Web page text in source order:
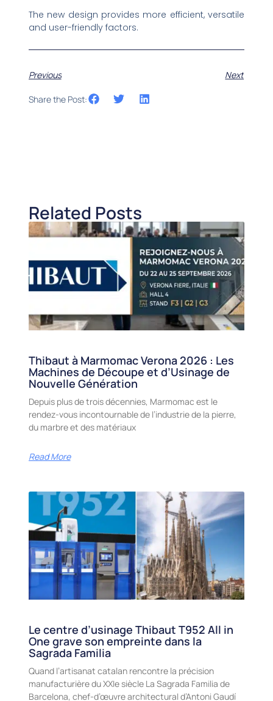
The new design provides more efficient, versatile
and user-friendly factors.
Previous Next
Share the Post:
Related Posts
Thibaut à Marmomac Verona 2026 : Les
Machines de Découpe et d’Usinage de
Nouvelle Génération
Depuis plus de trois décennies, Marmomac est le
rendez-vous incontournable de l’industrie de la pierre,
du marbre et des matériaux
Read More
Le centre d’usinage Thibaut T952 All in
One grave son empreinte dans la
Sagrada Familia
Quand l’artisanat catalan rencontre la précision
manufacturière du XXIe siècle La Sagrada Familia de
Barcelona, chef-d’œuvre architectural d’Antoni Gaudí